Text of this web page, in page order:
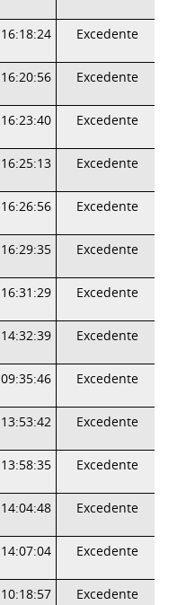
16:18:24 Excedente
16:20:56 Excedente
16:23:40 Excedente
16:25:13 Excedente
16:26:56 Excedente
16:29:35 Excedente
16:31:29 Excedente
14:32:39 Excedente
09:35:46 Excedente
13:53:42 Excedente
13:58:35 Excedente
14:04:48 Excedente
14:07:04 Excedente
10:18:57 Excedente